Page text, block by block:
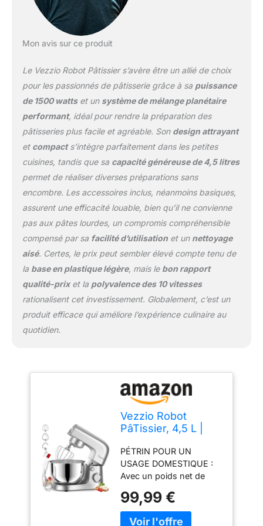
les couples, et il est facile
désinstaller facilement
les bols et les
accessoires. UNE
GRANDE PUISSANCE ET
UN CONTRÔLE FIN : La
puissance de 1500 W du
mixeur Vezzio, combinée
à un contrôleur précis à
10 vitesses avec fonction
d'impulsion, vous donne
la liberté de choisir entre
un mixage lent et un
mixage rapide, ce qui
personnalisation d'une
grande variété
d'aliments, des pâtes à la
crème glacée, et des
à frire. DES
ACCESSOIRES PLUS
fabriqués à partir de
matériaux de qualité
supérieure, plus
robustes et durables. Le
d'œuf et le grattoir à pâte
assortis rendent le
nettoyage moins difficile,
les accessoires passent
au lave-vaisselle.
EXCELLENT CADEAU ET
Mon avis sur ce produit
Le Vezzio Robot Pâtissier s’avère être un allié de choix
pour les passionnés de pâtisserie grâce à sa puissance
de 1500 wattset un système de mélange planétaire
performant, idéal pour rendre la préparation des
pâtisseries plus facile et agréable. Son design attrayant
et compacts’intègre parfaitement dans les petites
cuisines, tandis que sa capacité généreuse de 4,5 litres
permet de réaliser diverses préparations sans
encombre. Les accessoires inclus, néanmoins basiques,
assurent une efficacité louable, bien qu’il ne convienne
pas aux pâtes lourdes, un compromis compréhensible
compensé par sa facilité d’utilisationet un nettoyage
aisé. Certes, le prix peut sembler élevé compte tenu de
la base en plastique légère, mais le bon rapport
qualité-prixet la polyvalence des 10 vitesses
rationalisent cet investissement. Globalement, c’est un
produit efficace qui améliore l’expérience culinaire au
quotidien.
Vezzio Robot
PâTissier, 4,5 L |
MéLangeur De
PâTe Compact Avec
Crochet De
PéTrissage, Fouet,
Protection Contre
Les éClaboussures
PÉTRIN POUR UN
USAGE DOMESTIQUE :
Avec un poids net de
dimensions de
14.5*9.2*12.5 pouces, le
99,99 €